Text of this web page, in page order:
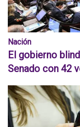
Nación
El gobierno
Senado con 42